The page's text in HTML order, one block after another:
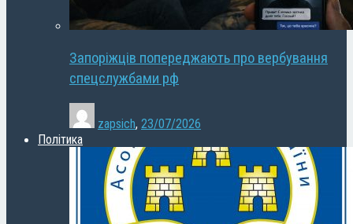
Запоріжців попереджають про вербування
спецслужбами рф
zapsich, 23/07/2026
Політика